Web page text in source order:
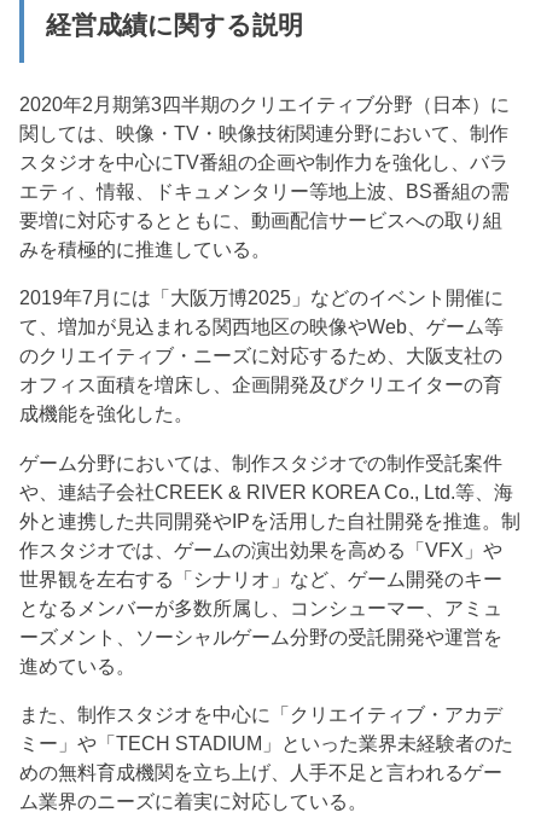
経営成績に関する説明
2020年2月期第3四半期のクリエイティブ分野（日本）に
関しては、映像・TV・映像技術関連分野において、制作
スタジオを中心にTV番組の企画や制作力を強化し、バラ
エティ、情報、ドキュメンタリー等地上波、BS番組の需
要増に対応するとともに、動画配信サービスへの取り組
みを積極的に推進している。
2019年7月には「大阪万博2025」などのイベント開催に
て、増加が見込まれる関西地区の映像やWeb、ゲーム等
のクリエイティブ・ニーズに対応するため、大阪支社の
オフィス面積を増床し、企画開発及びクリエイターの育
成機能を強化した。
ゲーム分野においては、制作スタジオでの制作受託案件
や、連結子会社CREEK & RIVER KOREA Co., Ltd.等、海
外と連携した共同開発やIPを活用した自社開発を推進。制
作スタジオでは、ゲームの演出効果を高める「VFX」や
世界観を左右する「シナリオ」など、ゲーム開発のキー
となるメンバーが多数所属し、コンシューマー、アミュ
ーズメント、ソーシャルゲーム分野の受託開発や運営を
進めている。
また、制作スタジオを中心に「クリエイティブ・アカデ
ミー」や「TECH STADIUM」といった業界未経験者のた
めの無料育成機関を立ち上げ、人手不足と言われるゲー
ム業界のニーズに着実に対応している。